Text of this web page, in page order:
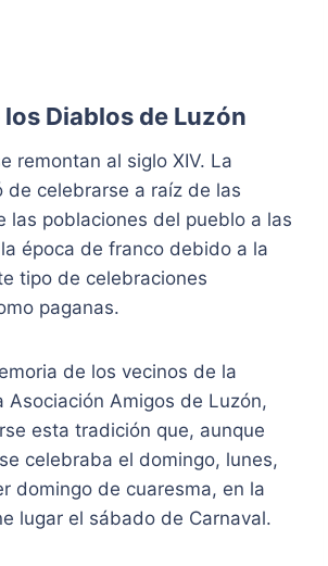
Diablos de Luzón
remontan al siglo XIV. La
celebrarse a raíz de las
las poblaciones del pueblo a las
época de franco debido a la
tipo de celebraciones
paganas.
de los vecinos de la
Asociación Amigos de Luzón,
esta tradición que, aunque
celebraba el domingo, lunes,
domingo de cuaresma, en la
lugar el sábado de Carnaval.